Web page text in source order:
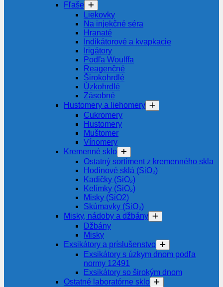
Fľaše
Liekovky
Na injekčné séra
Hranaté
Indikátorové a kvapkacie
Irigátory
Podľa Woulffa
Reagenčné
Širokohrdlé
Úzkohrdlé
Zásobné
Hustomery a liehomery
Cukromery
Hustomery
Muštomer
Vínomery
Kremenné sklo
Ostatný sortiment z kremenného skla
Hodinové sklá (SiO₂)
Kadičky (SiO₂)
Kelímky (SiO₂)
Misky (SiO2)
Skúmavky (SiO₂)
Misky, nádoby a džbány
Džbány
Misky
Exsikátory a príslušenstvo
Exsikátory s úzkym dnom podľa
normy 12491
Exsikátory so širokým dnom
Ostatné laboratórne sklo